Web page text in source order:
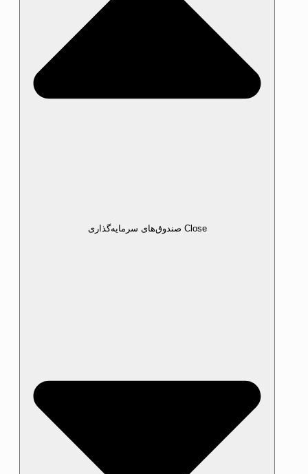
Close صندوق‌های سرمایه‌گذاری